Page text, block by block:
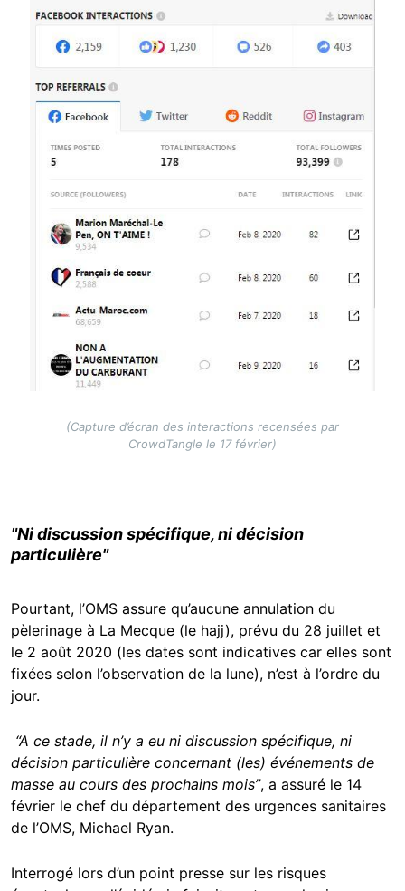
(Capture d’écran des interactions recensées par
CrowdTangle le 17 février)
"Ni discussion spécifique, ni décision
particulière"
Pourtant, l’OMS assure qu’aucune annulation du
pèlerinage à La Mecque (le hajj), prévu du 28 juillet et
le 2 août 2020 (les dates sont indicatives car elles sont
fixées selon l’observation de la lune), n’est à l’ordre du
jour.
“A ce stade, il n’y a eu ni discussion spécifique, ni
décision particulière concernant (les) événements de
masse au cours des prochains mois”, a assuré le 14
février le chef du département des urgences sanitaires
de l’OMS, Michael Ryan.
Interrogé lors d’un point presse sur les risques